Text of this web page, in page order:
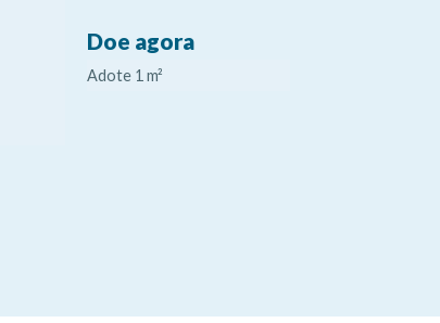
Doe agora
Adote 1 m²